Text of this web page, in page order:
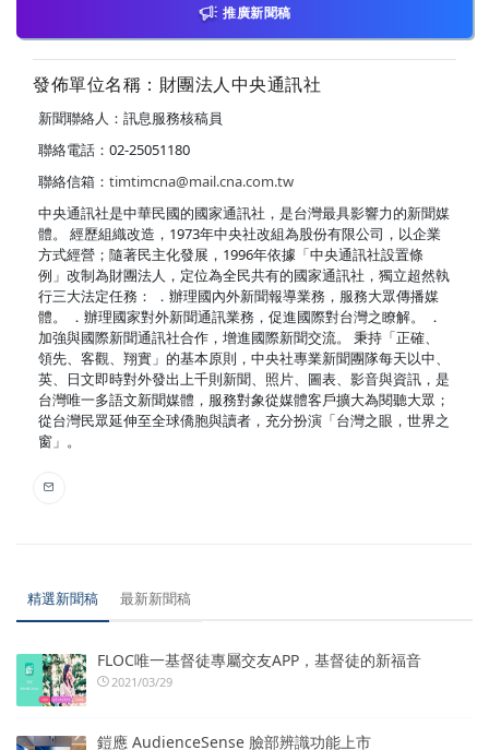
推廣新聞稿
發佈單位名稱：財團法人中央通訊社
新聞聯絡人：訊息服務核稿員
聯絡電話：02-25051180
聯絡信箱： timtimcna@mail.cna.com.tw
中央通訊社是中華民國的國家通訊社，是台灣最具影響力的新聞媒
體。 經歷組織改造，1973年中央社改組為股份有限公司，以企業
方式經營；隨著民主化發展，1996年依據「中央通訊社設置條
例」改制為財團法人，定位為全民共有的國家通訊社，獨立超然執
行三大法定任務： ．辦理國內外新聞報導業務，服務大眾傳播媒
體。 ．辦理國家對外新聞通訊業務，促進國際對台灣之瞭解。 ．
加強與國際新聞通訊社合作，增進國際新聞交流。 秉持「正確、
領先、客觀、翔實」的基本原則，中央社專業新聞團隊每天以中、
英、日文即時對外發出上千則新聞、照片、圖表、影音與資訊，是
台灣唯一多語文新聞媒體，服務對象從媒體客戶擴大為閱聽大眾；
從台灣民眾延伸至全球僑胞與讀者，充分扮演「台灣之眼，世界之
窗」。
精選新聞稿 最新新聞稿
FLOC唯一基督徒專屬交友APP，基督徒的新福音
2021/03/29
鎧應 AudienceSense 臉部辨識功能上市